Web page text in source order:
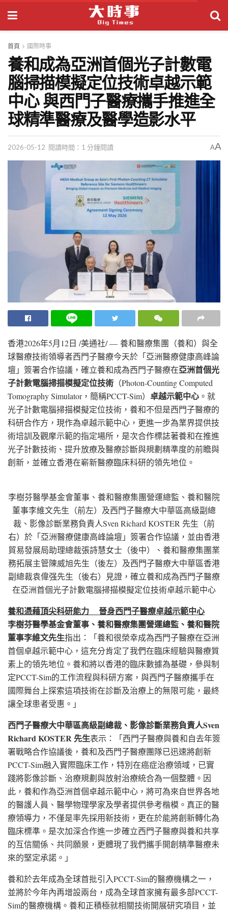
首頁 國際時事
養和成為亞洲首個光子計數電
腦掃描模擬定位技術卓越示範
中心 與西門子醫療攜手推進全
球精準醫療及醫學造影水平
2026-05-12 閱讀時間：1 分鐘閱讀 AA
香港2026年5月12日 /美通社/ — 養和醫療集團（養和）與全
球醫療技術領導者西門子醫療今天於「亞洲醫療健康高峰論
壇」簽署合作協議，確立養和成為西門子醫療在亞洲首個光
子計數電腦掃描模擬定位技術 （Photon-Counting Computed
Tomography Simulator，簡稱PCCT-Sim） 卓越示範中心 。就
光子計數電腦掃描模擬定位技術，養和不但是西門子醫療的
科研合作方，現作為卓越示範中心，更進一步為業界提供技
術培訓及觀摩示範的指定場所，是次合作標誌著養和在推進
光子計數技術、提升放療及醫療診斷與規劃精準度的前瞻與
創新，並確立香港在嶄新醫療臨床科研的領先地位。
李樹芬醫學基金會董事、養和醫療集團營運總監、養和醫院
董事李維文先生（前左）及西門子醫療大中華區高級副總
裁、影像診斷業務負責人Sven Richard KOSTER 先生（前
右）於「亞洲醫療健康高峰論壇」簽署合作協議，並由香港
貿易發展局助理總裁張詩慧女士（後中）、養和醫療集團業
務拓展主管陳威旭先生（後左）及西門子醫療大中華區香港
副總裁袁偉强先生（後右）見證，確立養和成為西門子醫療
在亞洲首個光子計數電腦掃描模擬定位技術卓越示範中心
養和憑藉頂尖科研能力
晉身西門子醫療卓越示範中心
李樹芬醫學基金會董事、養和醫療集團營運總監、養和醫院
董事李維文先生指出：「養和很榮幸成為西門子醫療在亞洲
首個卓越示範中心，這充分肯定了我們在臨床經驗與醫療質
素上的領先地位。養和將以香港的臨床數據為基礎，參與制
定PCCT-Sim的工作流程與科研方案，與西門子醫療攜手在
國際舞台上探索這項技術在診斷及治療上的無限可能，最終
讓全球患者受惠。」
西門子醫療大中華區高級副總裁、影像診斷業務負責人Sven
Richard KOSTER 先生表示：「西門子醫療與養和自去年簽
署戰略合作協議後，養和及西門子醫療團隊已迅速將創新
PCCT-Sim融入實際臨床工作，特別在癌症治療領域，已實
踐將影像診斷、治療規劃與放射治療統合為一個整體。因
此，養和作為亞洲首個卓越示範中心，將可為來自世界各地
的醫護人員、醫學物理學家及學者提供參考楷模。真正的醫
療領導力，不僅是率先採用新技術，更在於能將創新轉化為
臨床標準。是次加深合作進一步確立西門子醫療與養和共享
的互信關係、共同願景，更體現了我們攜手開創精準醫療未
來的堅定承諾。」
養和於去年成為全球首批引入PCCT-Sim的醫療機構之一，
並將於今年內再增設兩台，成為全球首家擁有最多部PCCT-
Sim的醫療機構。養和正積極就相關技術開展研究項目，並